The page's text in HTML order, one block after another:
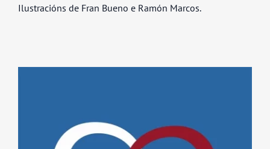
Ilustracións de Fran Bueno e Ramón Marcos.